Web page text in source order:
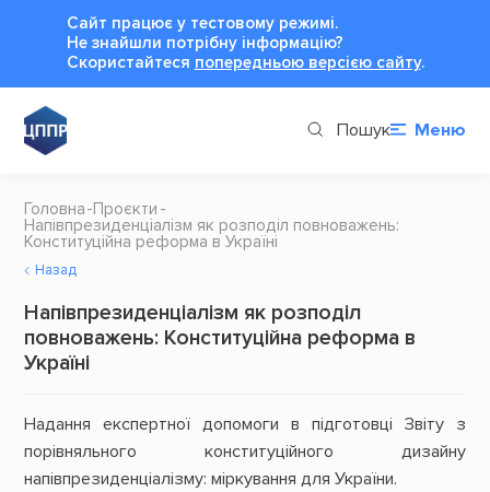
Сайт працює у тестовому режимі.
Не знайшли потрібну інформацію?
Cкористайтеся попередньою версією сайту.
Пошук Меню
Головна Проєкти
Напівпрезиденціалізм як розподіл повноважень:
Конституційна реформа в Україні
Назад
Напівпрезиденціалізм як розподіл
повноважень: Конституційна реформа в
Україні
Надання експертної допомоги в підготовці Звіту з
порівняльного конституційного дизайну
напівпрезиденціалізму: міркування для України.